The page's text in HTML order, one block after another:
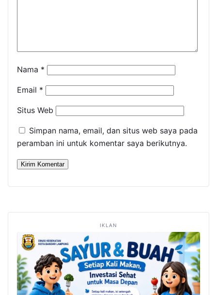
Nama *
Email *
Situs Web
Simpan nama, email, dan situs web saya pada
peramban ini untuk komentar saya berikutnya.
IKLAN